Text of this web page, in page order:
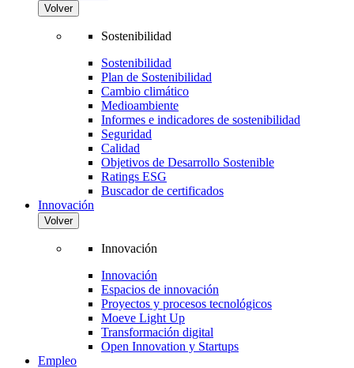
Volver
Sostenibilidad
Sostenibilidad
Plan de Sostenibilidad
Cambio climático
Medioambiente
Informes e indicadores de sostenibilidad
Seguridad
Calidad
Objetivos de Desarrollo Sostenible
Ratings ESG
Buscador de certificados
Innovación
Volver
Innovación
Innovación
Espacios de innovación
Proyectos y procesos tecnológicos
Moeve Light Up
Transformación digital
Open Innovation y Startups
Empleo